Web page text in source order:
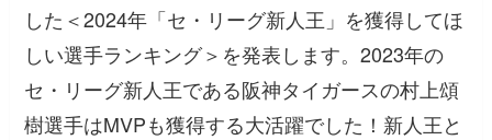
した＜2024年「セ・リーグ新人王」を獲得してほ
しい選手ランキング＞を発表します。2023年の
セ・リーグ新人王である阪神タイガースの村上頌
樹選手はMVPも獲得する大活躍でした！新人王と